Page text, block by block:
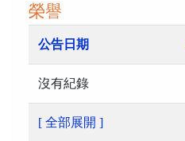
榮譽
公告日期
沒有紀錄
[ 全部展開 ]